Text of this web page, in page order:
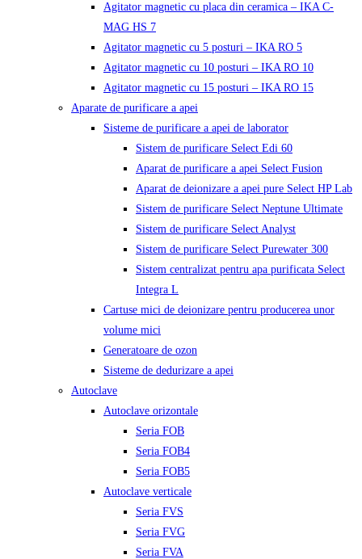
Agitator magnetic cu placa din ceramica – IKA C-
MAG HS 7
Agitator magnetic cu 5 posturi – IKA RO 5
Agitator magnetic cu 10 posturi – IKA RO 10
Agitator magnetic cu 15 posturi – IKA RO 15
Aparate de purificare a apei
Sisteme de purificare a apei de laborator
Sistem de purificare Select Edi 60
Aparat de purificare a apei Select Fusion
Aparat de deionizare a apei pure Select HP Lab
Sistem de purificare Select Neptune Ultimate
Sistem de purificare Select Analyst
Sistem de purificare Select Purewater 300
Sistem centralizat pentru apa purificata Select
Integra L
Cartuse mici de deionizare pentru producerea unor
volume mici
Generatoare de ozon
Sisteme de dedurizare a apei
Autoclave
Autoclave orizontale
Seria FOB
Seria FOB4
Seria FOB5
Autoclave verticale
Seria FVS
Seria FVG
Seria FVA